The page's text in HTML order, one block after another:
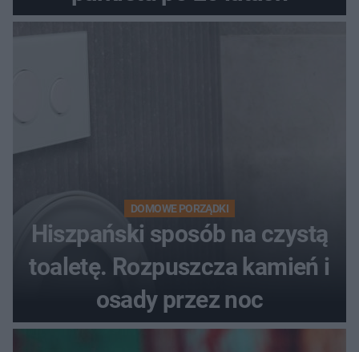
DOMOWE PORZĄDKI
Hiszpański sposób na czystą
toaletę. Rozpuszcza kamień i
osady przez noc